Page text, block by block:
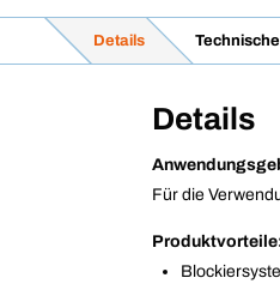
Details
Details
Für die